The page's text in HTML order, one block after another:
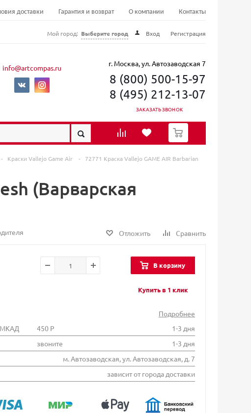
доставки Гарантия и возврат О компании Контакты
Мой город: Выберите город Вход Регистрация
info@artcompas.ru г. Москва, ул. Автозаводская 7
8 (800) 500-15-97
8 (495) 212-13-07
ЗАКАЗАТЬ ЗВОНОК
0
- Краски Vallejo Game Air -
72771 Краска Vallejo GAME AIR Barbarian
(Варварская
Отложить Сравнить
В корзину
Купить в 1 клик
Подробнее
МКАД
450 Р
1-3 дня
звоните
1-3 дня
м. Автозаводская, ул. Автозаводская, д. 7
зависит от города доставки